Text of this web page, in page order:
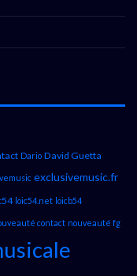
Dario David Guetta
exclusivemusic.fr
loic54.net loicb54
contact nouveauté fg